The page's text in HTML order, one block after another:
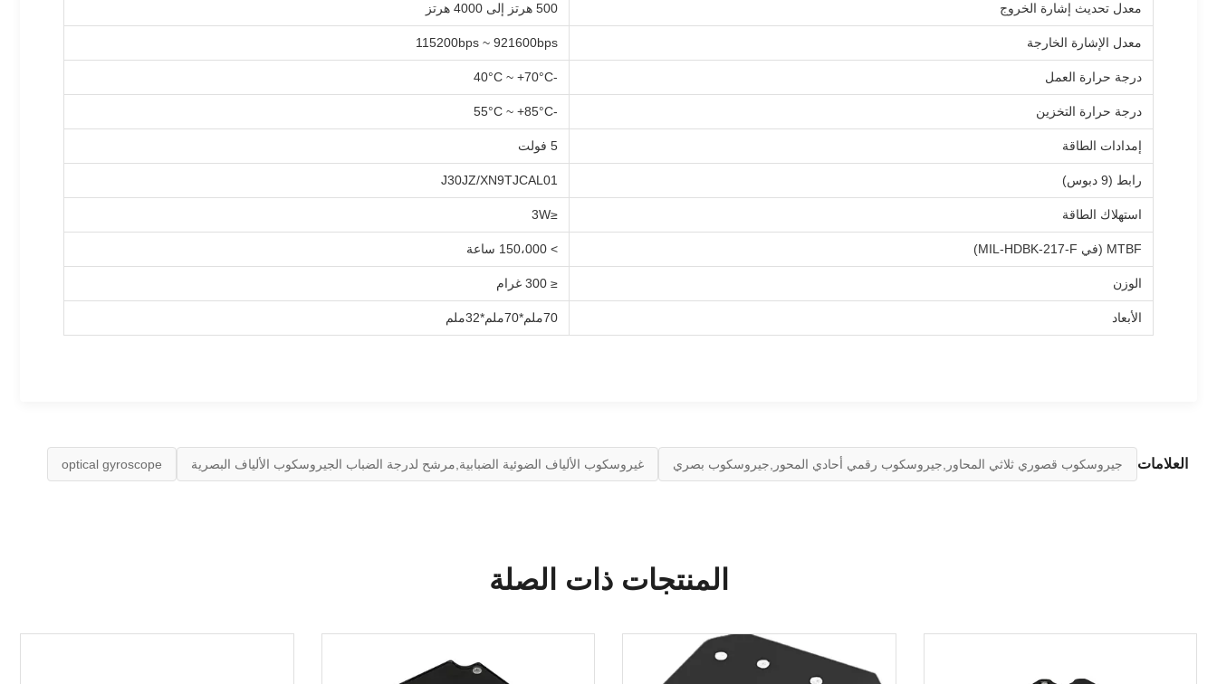
معدل تحديث إشارة الخروج 500 هرتز إلى 4000 هرتز
معدل الإشارة الخارجة 115200bps ~ 921600bps
درجة حرارة العمل -40°C ~ +70°C
درجة حرارة التخزين -55°C ~ +85°C
إمدادات الطاقة 5 فولت
رابط (9 دبوس) J30JZ/XN9TJCAL01
استهلاك الطاقة ≤3W
MTBF (في MIL-HDBK-217-F) > 150،000 ساعة
الوزن ≤ 300 غرام
الأبعاد 70ملم*70ملم*32ملم
العلامات جيروسكوب قصوري ثلاثي المحاور,جيروسكوب رقمي أحادي المحور,جيروسكوب بصري غيروسكوب الألياف الضوئية الضبابية,مرشح لدرجة الضباب الجيروسكوب الألياف البصرية optical gyroscope
المنتجات ذات الصلة